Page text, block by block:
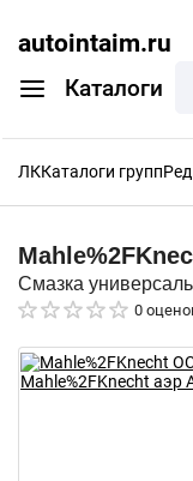
autointaim.ru
Каталоги
ЛККаталоги групп
Смазка
0